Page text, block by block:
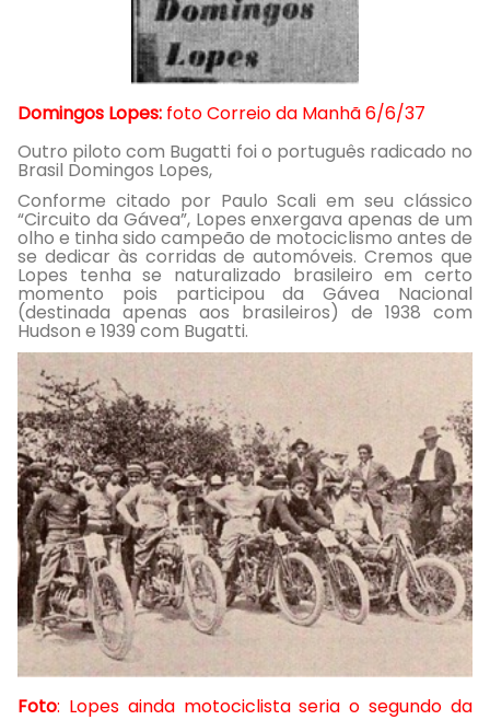
Domingos Lopes: foto Correio da Manhã 6/6/37
Outro piloto com Bugatti foi o português radicado no
Brasil Domingos Lopes,
Conforme citado por Paulo Scali em seu clássico
“Circuito da Gávea”, Lopes enxergava apenas de um
olho e tinha sido campeão de motociclismo antes de
se dedicar às corridas de automóveis. Cremos que
Lopes tenha se naturalizado brasileiro em certo
momento pois participou da Gávea Nacional
(destinada apenas aos brasileiros) de 1938 com
Hudson e 1939 com Bugatti.
Foto: Lopes ainda motociclista seria o segundo da